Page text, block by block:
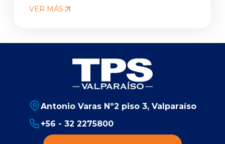
VER MÁS
Antonio Varas Nº2 piso 3, Valparaíso
+56 - 32 2275800